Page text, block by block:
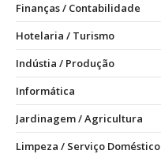
Finanças / Contabilidade
Hotelaria / Turismo
Indústia / Produção
Informática
Jardinagem / Agricultura
Limpeza / Serviço Doméstico